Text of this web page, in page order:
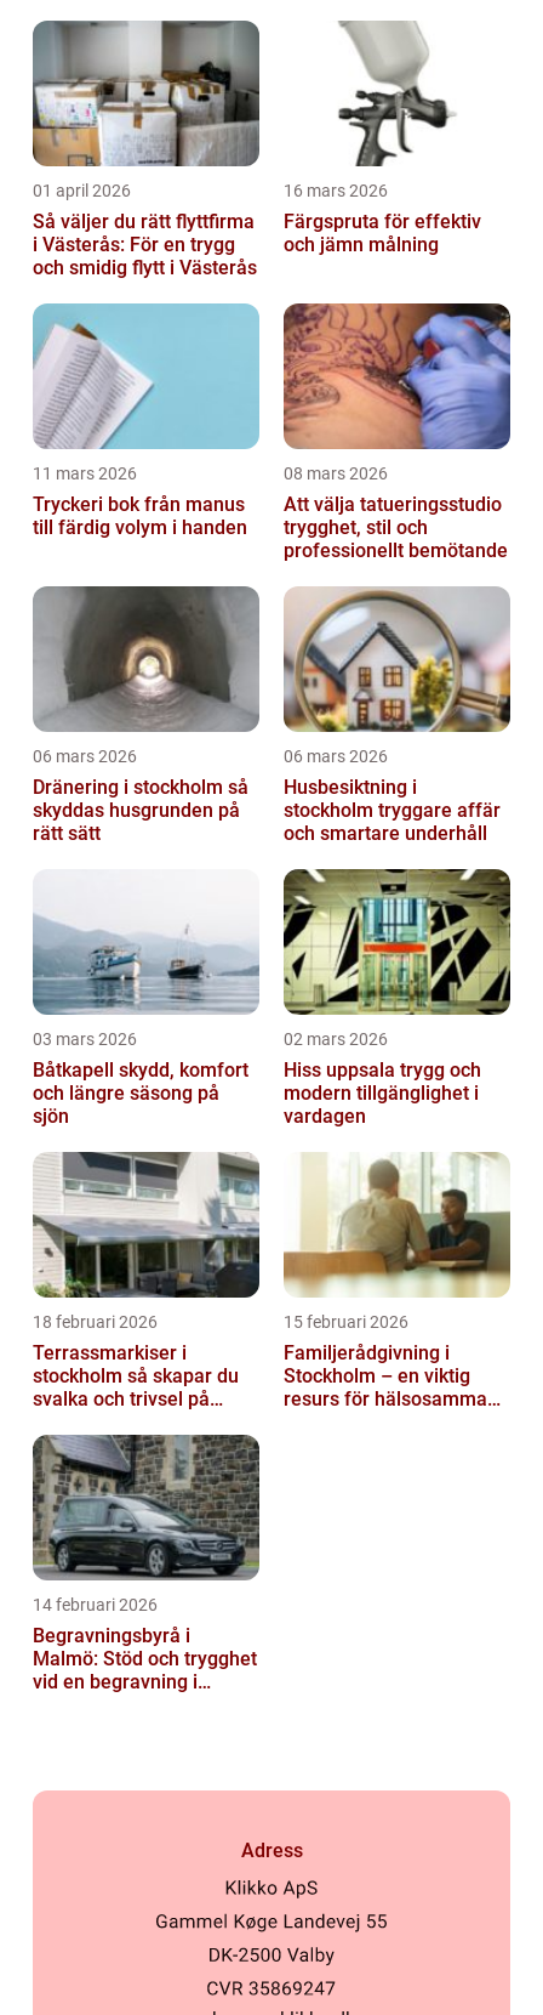
01 april 2026
Så väljer du rätt flyttfirma
i Västerås: För en trygg
och smidig flytt i Västerås
16 mars 2026
Färgspruta för effektiv
och jämn målning
11 mars 2026
Tryckeri bok från manus
till färdig volym i handen
08 mars 2026
Att välja tatueringsstudio
trygghet, stil och
professionellt bemötande
06 mars 2026
Dränering i stockholm så
skyddas husgrunden på
rätt sätt
06 mars 2026
Husbesiktning i
stockholm tryggare affär
och smartare underhåll
03 mars 2026
Båtkapell skydd, komfort
och längre säsong på
sjön
02 mars 2026
Hiss uppsala trygg och
modern tillgänglighet i
vardagen
18 februari 2026
Terrassmarkiser i
stockholm så skapar du
svalka och trivsel på
15 februari 2026
Familjerådgivning i
Stockholm – en viktig
resurs för hälsosamma
14 februari 2026
Begravningsbyrå i
Malmö: Stöd och trygghet
vid en begravning i
Adress